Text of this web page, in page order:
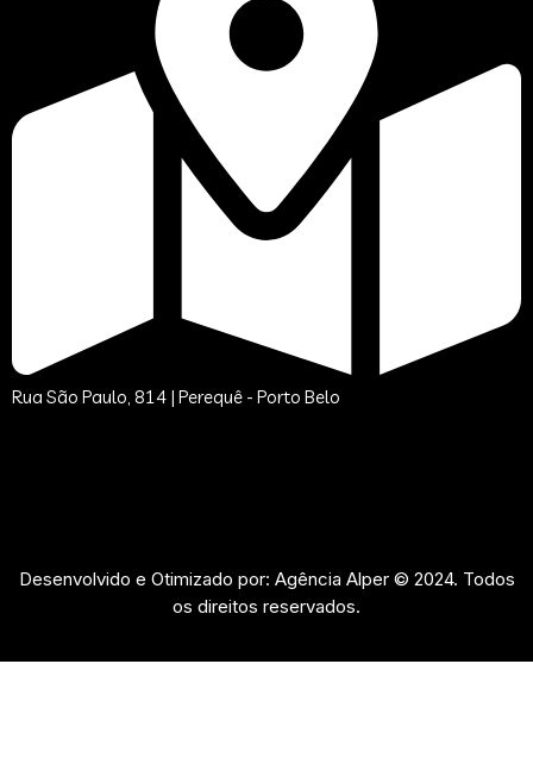
Rua São Paulo, 814 | Perequê - Porto Belo
Desenvolvido e Otimizado por: Agência Alper © 2024. Todos
os direitos reservados.